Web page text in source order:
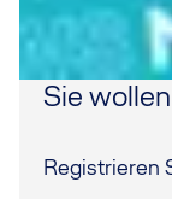
Sie
Registrieren